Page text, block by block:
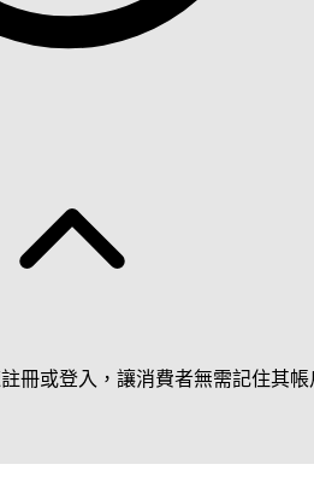
冊或登入，讓消費者無需記住其帳